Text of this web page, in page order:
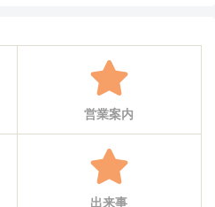
営業案内
出来事